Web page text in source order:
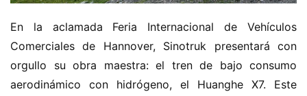
En la aclamada Feria Internacional de Vehículos
Comerciales de Hannover, Sinotruk presentará con
orgullo su obra maestra: el tren de bajo consumo
aerodinámico con hidrógeno, el Huanghe X7. Este